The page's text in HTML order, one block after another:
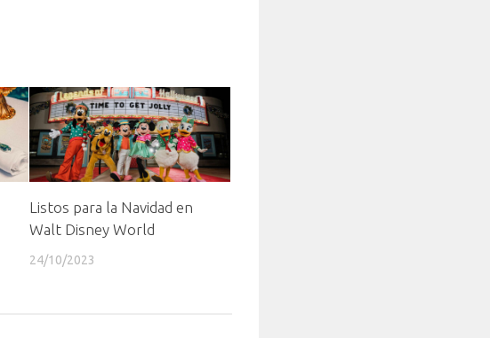
Listos para la Navidad en
Walt Disney World
24/10/2023